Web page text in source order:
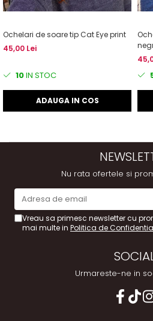
Ochelari de soare tip Cat Eye print
45,00 Lei
10IN STOC
ADAUGA IN COS
Nu rata ofertele si
Vreau sa primesc newsletter cu
mai multe in Politica de
Urmareste-ne in